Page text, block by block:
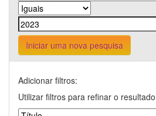
Iniciar uma nova pesquisa
Adicionar filtros:
Utilizar filtros para refinar o